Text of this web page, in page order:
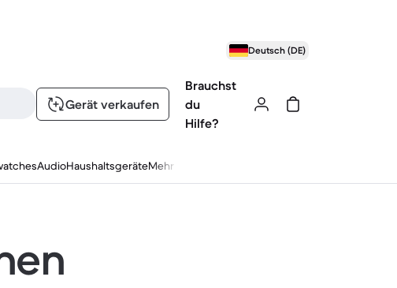
Deutsch (DE)
Gerät verkaufen
Brauchst
du
Hilfe?
AudioHaushaltsgeräteMehr